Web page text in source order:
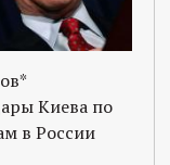
Киева по
в России